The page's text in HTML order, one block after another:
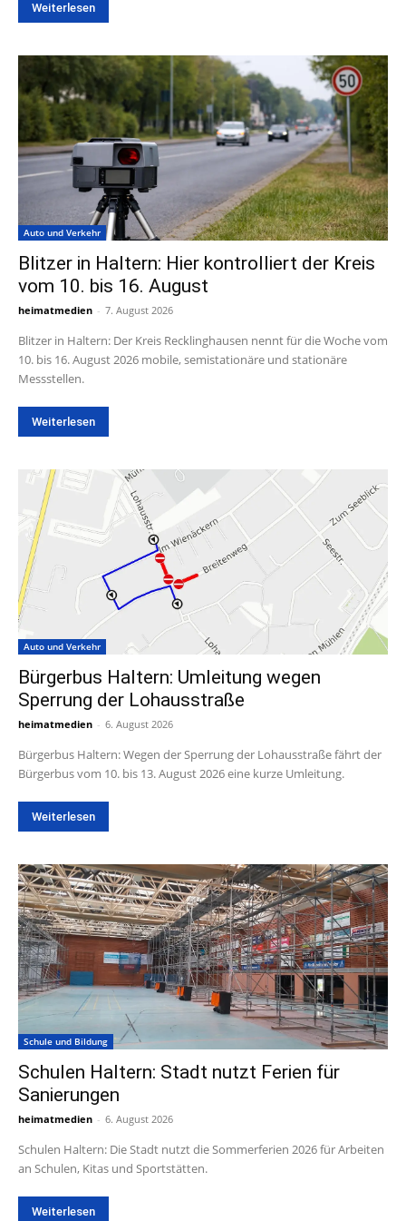
Weiterlesen
Auto und Verkehr
Blitzer in Haltern: Hier kontrolliert der Kreis
vom 10. bis 16. August
heimatmedien - 7. August 2026
Blitzer in Haltern: Der Kreis Recklinghausen nennt für die Woche vom
10. bis 16. August 2026 mobile, semistationäre und stationäre
Messstellen.
Weiterlesen
Auto und Verkehr
Bürgerbus Haltern: Umleitung wegen
Sperrung der Lohausstraße
heimatmedien - 6. August 2026
Bürgerbus Haltern: Wegen der Sperrung der Lohausstraße fährt der
Bürgerbus vom 10. bis 13. August 2026 eine kurze Umleitung.
Weiterlesen
Schule und Bildung
Schulen Haltern: Stadt nutzt Ferien für
Sanierungen
heimatmedien - 6. August 2026
Schulen Haltern: Die Stadt nutzt die Sommerferien 2026 für Arbeiten
an Schulen, Kitas und Sportstätten.
Weiterlesen